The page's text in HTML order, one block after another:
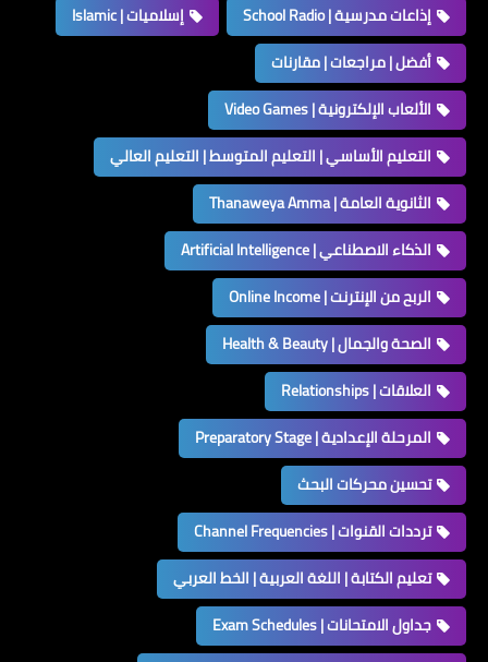
إذاعات مدرسية | School Radio
إسلاميات | Islamic
أفضل | مراجعات | مقارنات
الألعاب الإلكترونية | Video Games
التعليم الأساسي | التعليم المتوسط | التعليم العالي
الثانوية العامة | Thanaweya Amma
الذكاء الاصطناعي | Artificial Intelligence
الربح من الإنترنت | Online Income
الصحة والجمال | Health & Beauty
العلاقات | Relationships
المرحلة الإعدادية | Preparatory Stage
تحسين محركات البحث
ترددات القنوات | Channel Frequencies
تعليم الكتابة | اللغة العربية | الخط العربي
جداول الامتحانات | Exam Schedules